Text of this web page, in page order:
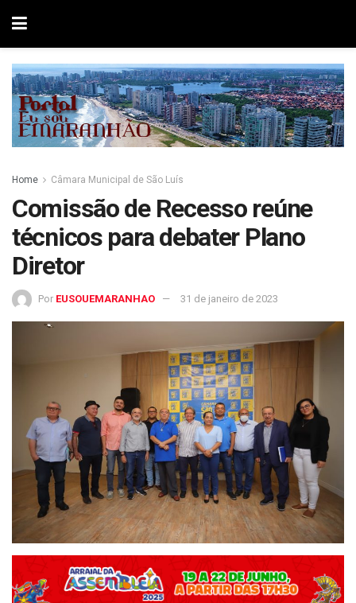
Home Câmara Municipal de São Luís
Comissão de Recesso reúne
técnicos para debater Plano
Diretor
Por EUSOUEMARANHAO 31 de janeiro de 2023